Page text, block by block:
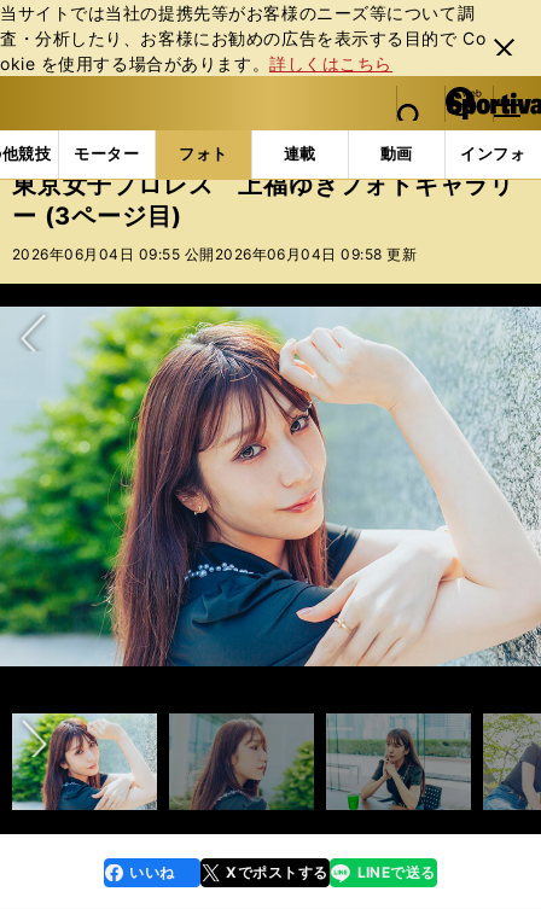
当サイトでは当社の提携先等がお客様のニーズ等について調
査・分析したり、お客様にお勧めの広告を表⽰する⽬的で Co
okie を使⽤する場合があります。詳しくはこちら
閉じ
る
web Sportiva (webスポルティーバ)
検索
マイペ
ー
ジ
メニュ
競技 モーター フォト 連載 動画 インフォ
b
ス
ポ
ル
バ
フォトギャラリー コラムフォト 東京女子プロレス
東京女子プロレス 上福ゆきフォトギャラリ
ー (3ページ目)
2026年06月04日 09:55 公開 2026年06月04日 09:58 更新
次へ
前へ
faceboo
k
いいね Xでポストする
line LINEで送る